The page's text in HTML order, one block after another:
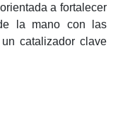
a fortalecer
la mano con las
catalizador clave